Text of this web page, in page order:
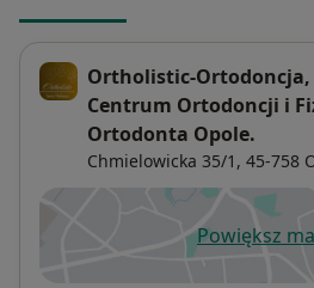
Ortholistic-Ortodoncja,
Centrum Ortodoncji i
Ortodonta Opole.
Chmielowicka 35/1, 45-758
Powiększ